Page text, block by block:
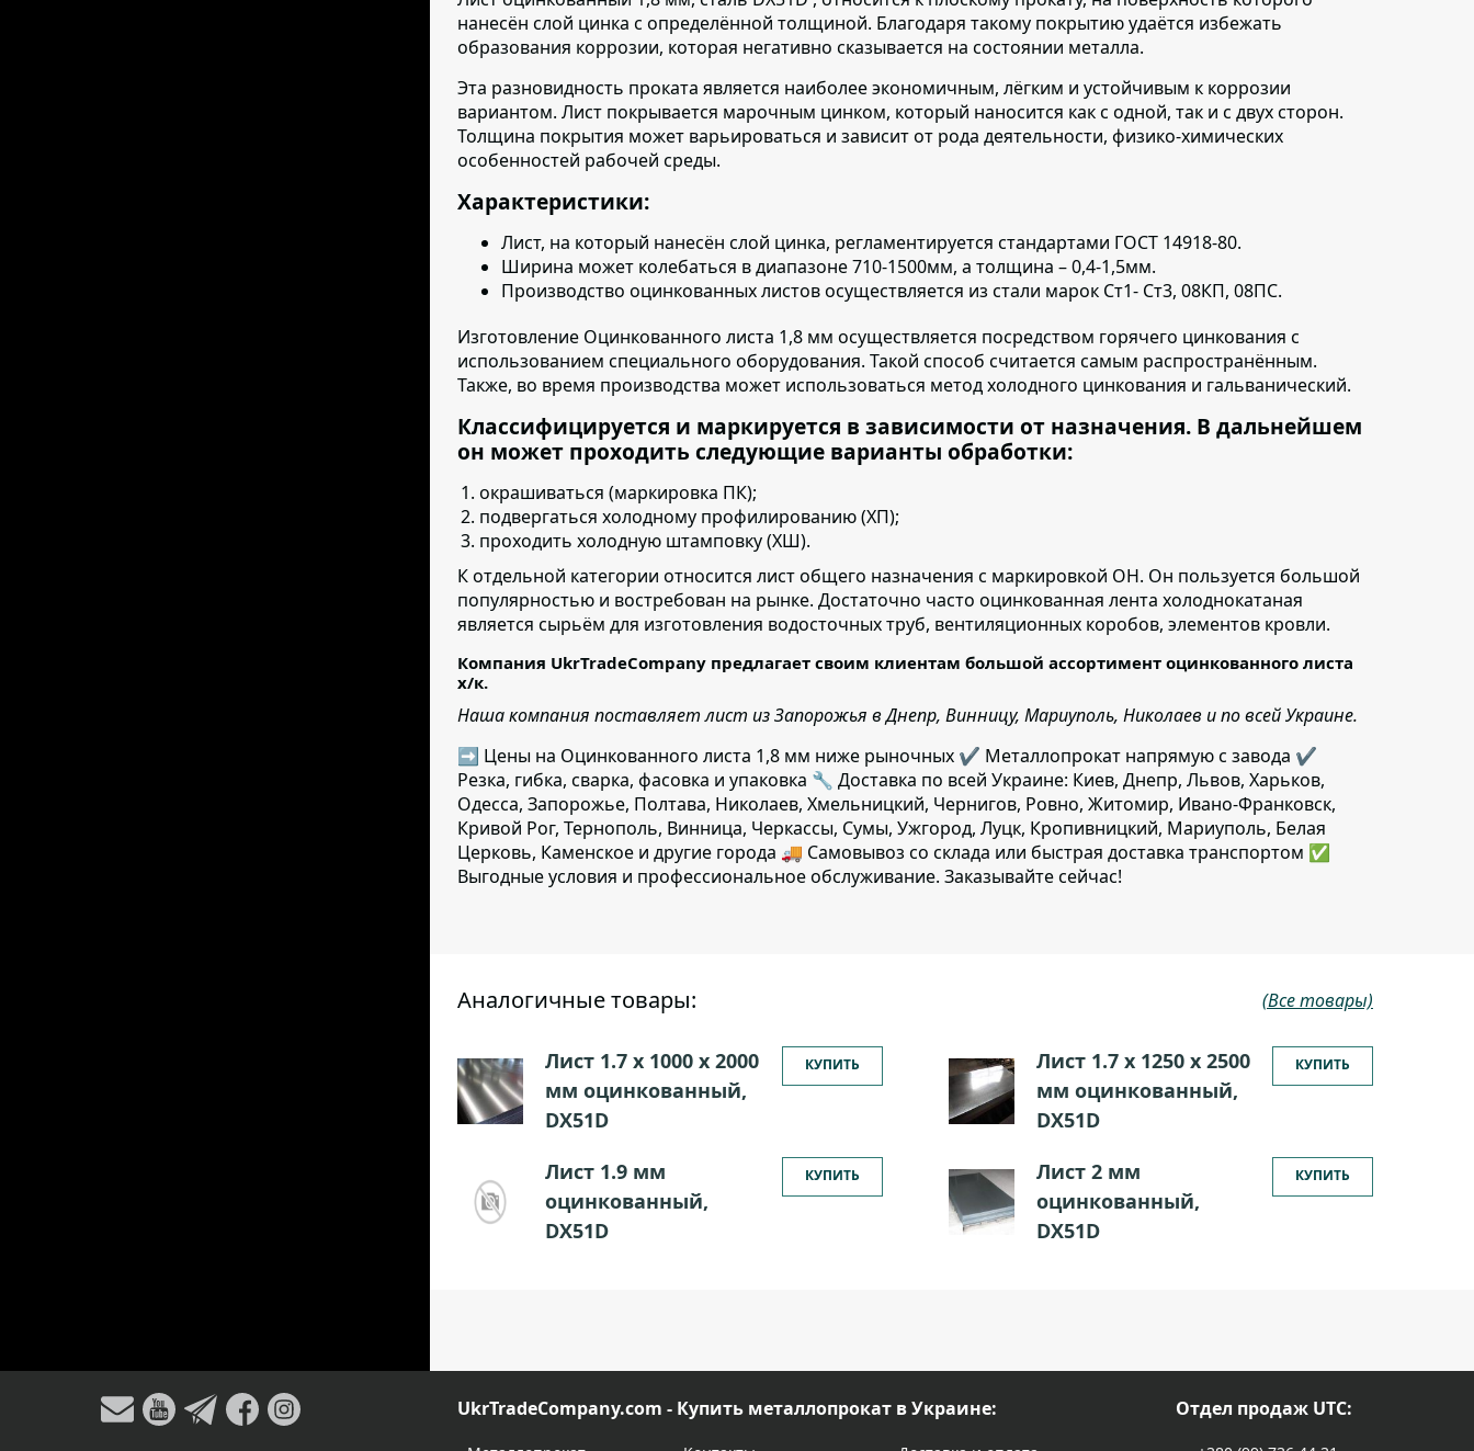
нанесён слой цинка с определённой толщиной. Благодаря такому покрытию удаётся избежать
образования коррозии, которая негативно сказывается на состоянии металла.
Эта разновидность проката является наиболее экономичным, лёгким и устойчивым к коррозии
вариантом. Лист покрывается марочным цинком, который наносится как с одной, так и с двух сторон.
Толщина покрытия может варьироваться и зависит от рода деятельности, физико-химических
особенностей рабочей среды.
Характеристики:
Лист, на который нанесён слой цинка, регламентируется стандартами ГОСТ 14918-80.
Ширина может колебаться в диапазоне 710-1500мм, а толщина – 0,4-1,5мм.
Производство оцинкованных листов осуществляется из стали марок Ст1- Ст3, 08КП, 08ПС.
Изготовление Оцинкованного листа 1,8 мм осуществляется посредством горячего цинкования с
использованием специального оборудования. Такой способ считается самым распространённым.
Также, во время производства может использоваться метод холодного цинкования и гальванический.
Классифицируется и маркируется в зависимости от назначения. В дальнейшем
он может проходить следующие варианты обработки:
окрашиваться (маркировка ПК);
подвергаться холодному профилированию (ХП);
проходить холодную штамповку (ХШ).
К отдельной категории относится лист общего назначения с маркировкой ОН. Он пользуется большой
популярностью и востребован на рынке. Достаточно часто оцинкованная лента холоднокатаная
является сырьём для изготовления водосточных труб, вентиляционных коробов, элементов кровли.
Компания UkrTradeCompany предлагает своим клиентам большой ассортимент оцинкованного листа
х/к.
Наша компания поставляет лист из Запорожья в Днепр, Винницу, Мариуполь, Николаев и по всей Украине.
➡ Цены на Оцинкованного листа 1,8 мм ниже рыночных ✔️ Металлопрокат напрямую с завода ✔️
Резка, гибка, сварка, фасовка и упаковка 🔧 Доставка по всей Украине: Киев, Днепр, Львов, Харьков,
Одесса, Запорожье, Полтава, Николаев, Хмельницкий, Чернигов, Ровно, Житомир, Ивано-Франковск,
Кривой Рог, Тернополь, Винница, Черкассы, Сумы, Ужгород, Луцк, Кропивницкий, Мариуполь, Белая
Церковь, Каменское и другие города 🚚 Самовывоз со склада или быстрая доставка транспортом ✅
Выгодные условия и профессиональное обслуживание. Заказывайте сейчас!
Аналогичные товары: (Все товары)
Лист 1.7 х 1000 х 2000
мм оцинкованный,
DX51D
КУПИТЬ
Лист 1.7 х 1250 х 2500
мм оцинкованный,
DX51D
КУПИТЬ
Лист 1.9 мм
оцинкованный,
DX51D
КУПИТЬ
Лист 2 мм
оцинкованный,
DX51D
КУПИТЬ
UkrTradeCompany.com - Купить металлопрокат в Украине: Отдел продаж UTC: